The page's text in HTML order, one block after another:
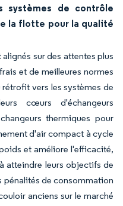
systèmes de contrôle
la flotte pour la qualité
sur des attentes plus
et de meilleures normes
vers les systèmes de
cœurs d'échangeurs
thermiques pour
d'air compact à cycle
et améliore l'efficacité,
atteindre leurs objectifs de
pénalités de consommation
anciens sur le marché